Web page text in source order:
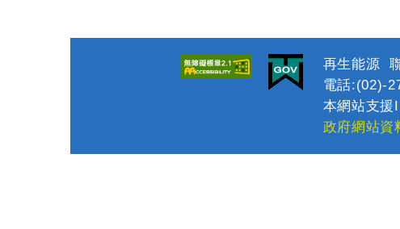
再生能源
電話:(02)-
本網站支援
政府網站資